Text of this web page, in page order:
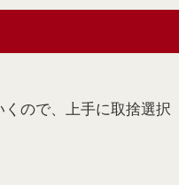
ので、上手に取捨選択